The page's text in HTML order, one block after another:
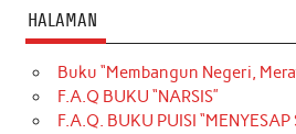
HALAMAN
Buku “Membangun Negeri,
F.A.Q BUKU “NARSIS”
F.A.Q. BUKU PUISI “MENYESAP